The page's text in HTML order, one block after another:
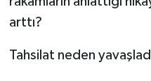
arttı?
Tahsilat neden